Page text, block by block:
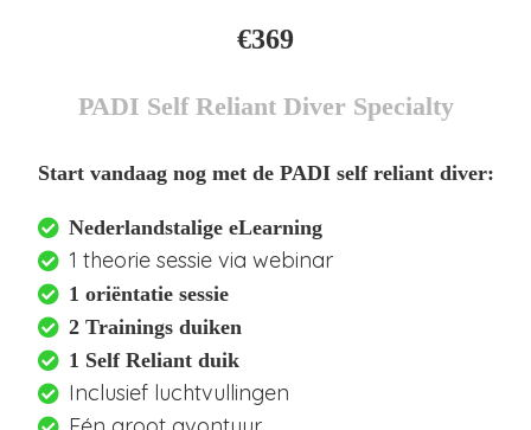
€369
PADI Self Reliant Diver Specialty
Start vandaag nog met de PADI self reliant diver:
Nederlandstalige eLearning
1 theorie sessie via webinar
1 oriëntatie sessie
2 Trainings duiken
1 Self Reliant duik
Inclusief luchtvullingen